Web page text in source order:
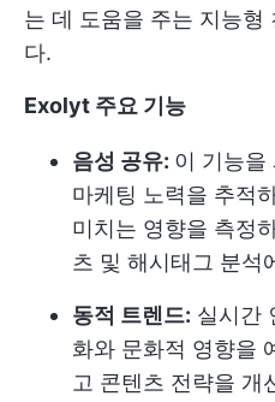
는 데 도움을 주는 지능형
다.
Exolyt 주요 기능
음성 공유: 이 기능을
마케팅 노력을 추적
미치는 영향을 측정
츠 및 해시태그 분석
동적 트렌드: 실시간
화와 문화적 영향을
고 콘텐츠 전략을 개